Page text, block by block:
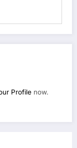
Profile now.